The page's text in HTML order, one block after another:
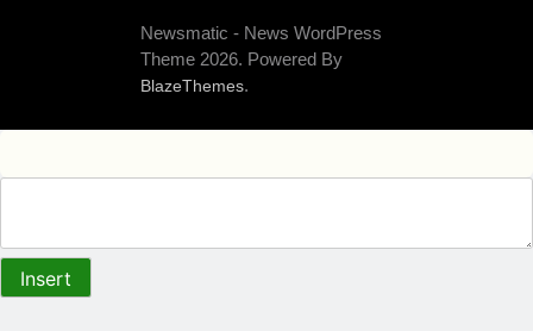
Newsmatic - News WordPress
Theme 2026. Powered By
BlazeThemes.
Insert